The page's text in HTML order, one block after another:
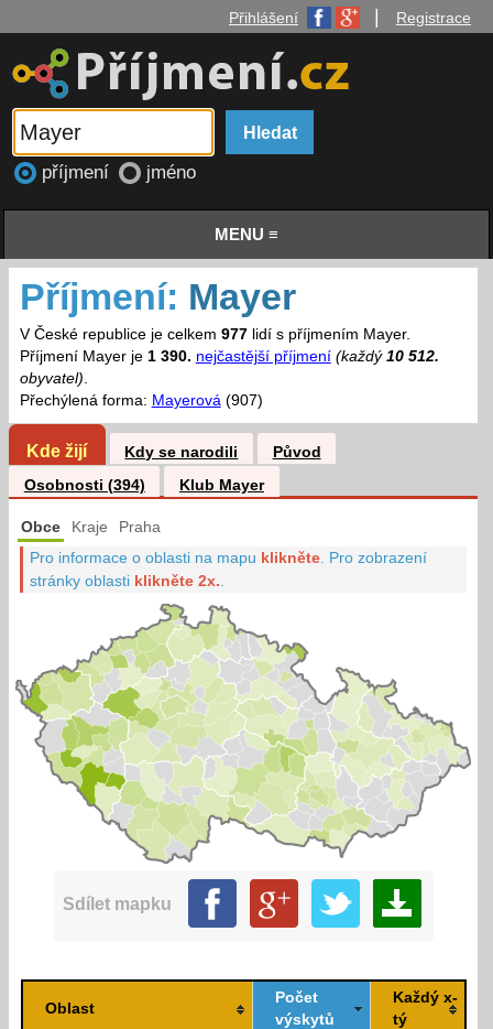
Přihlášení Registrace
příjmení jméno
MENU ≡
Příjmení: Mayer
V České republice je celkem 977lidí s příjmením Mayer.
Příjmení Mayer je 1 390. nejčastější příjmení (každý 10 512.
obyvatel).
Přechýlená forma: Mayerová(907)
Kde žijí Kdy se narodili
Původ
Osobnosti (394)
Klub Mayer
Obce Kraje Praha
Pro informace o oblasti na mapu klikněte Pro zobrazení
stránky oblasti klikněte 2x.
Sdílet mapku
Oblast
Počet
výskytů
Každý x-
tý